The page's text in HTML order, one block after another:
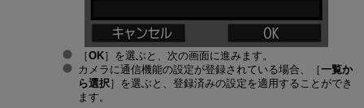
［OK］を選ぶと、次の画面に進みます。
カメラに通信機能の設定が登録されている場合、［一覧か
ら選択 ］を選ぶと、登録済みの設定を適用することができ
ます。